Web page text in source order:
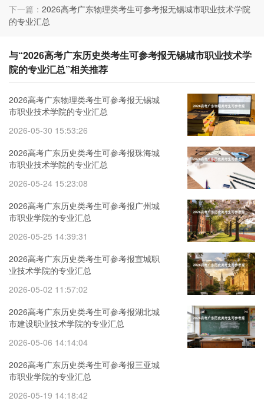
下一篇： 2026高考广东物理类考生可参考报无锡城市职业技术学院
的专业汇总
与“2026高考广东历史类考生可参考报无锡城市职业技术学
院的专业汇总”相关推荐
2026高考广东物理类考生可参考报无锡城
市职业技术学院的专业汇总
2026-05-30 15:53:26
2026高考广东历史类考生可参考报珠海城
市职业技术学院的专业汇总
2026-05-24 15:23:08
2026高考广东历史类考生可参考报广州城
市职业学院的专业汇总
2026-05-25 14:39:31
2026高考广东历史类考生可参考报宣城职
业技术学院的专业汇总
2026-05-02 11:57:02
2026高考广东历史类考生可参考报湖北城
市建设职业技术学院的专业汇总
2026-05-06 14:14:04
2026高考广东历史类考生可参考报三亚城
市职业学院的专业汇总
2026-05-19 14:18:42